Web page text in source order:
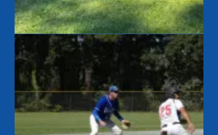
French Summer League